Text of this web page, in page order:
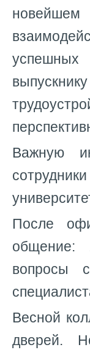
успешных
Важную
После
общение:
вопросы
Весной
дверей.